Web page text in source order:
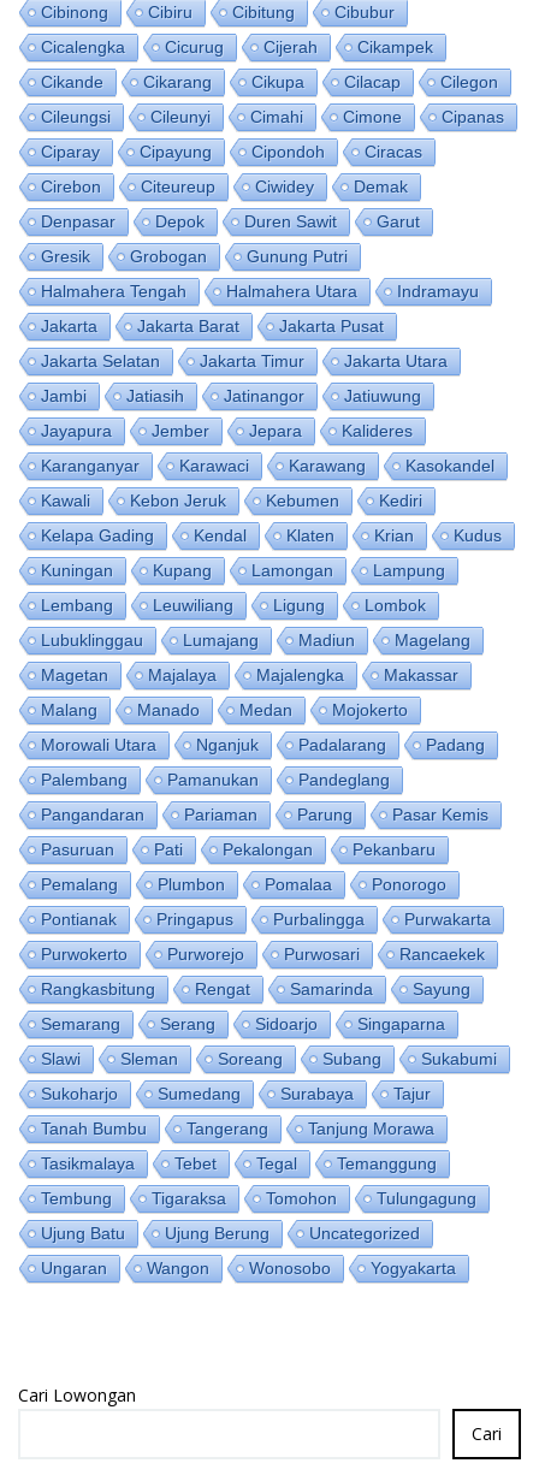
Cibinong
Cibiru Cibitung
Cibubur
Cicalengka
Cicurug Cijerah
Cikampek
Cikande
Cikarang Cikupa Cilacap
Cilegon
Cileungsi
Cileunyi Cimahi Cimone
Cipanas
Ciparay
Cipayung Cipondoh
Ciracas
Cirebon
Citeureup Ciwidey
Demak
Denpasar
Depok Duren Sawit
Garut
Gresik
Grobogan
Gunung Putri
Halmahera Tengah
Halmahera Utara
Indramayu
Jakarta
Jakarta Barat
Jakarta Pusat
Jakarta Selatan
Jakarta Timur
Jakarta Utara
Jambi
Jatiasih Jatinangor
Jatiuwung
Jayapura
Jember Jepara
Kalideres
Karanganyar
Karawaci Karawang
Kasokandel
Kawali
Kebon Jeruk Kebumen
Kediri
Kelapa Gading
Kendal Klaten Krian
Kudus
Kuningan
Kupang Lamongan
Lampung
Lembang
Leuwiliang Ligung
Lombok
Lubuklinggau
Lumajang Madiun
Magelang
Magetan
Majalaya Majalengka
Makassar
Malang
Manado Medan
Mojokerto
Morowali Utara
Nganjuk Padalarang
Padang
Palembang
Pamanukan
Pandeglang
Pangandaran
Pariaman Parung
Pasar Kemis
Pasuruan
Pati Pekalongan
Pekanbaru
Pemalang
Plumbon Pomalaa
Ponorogo
Pontianak
Pringapus Purbalingga
Purwakarta
Purwokerto
Purworejo Purwosari
Rancaekek
Rangkasbitung
Rengat Samarinda
Sayung
Semarang
Serang Sidoarjo
Singaparna
Slawi
Sleman Soreang Subang
Sukabumi
Sukoharjo
Sumedang Surabaya
Tajur
Tanah Bumbu
Tangerang
Tanjung Morawa
Tasikmalaya
Tebet Tegal
Temanggung
Tembung
Tigaraksa Tomohon
Tulungagung
Ujung Batu
Ujung Berung
Uncategorized
Ungaran
Wangon Wonosobo Yogyakarta
Cari Lowongan
Cari